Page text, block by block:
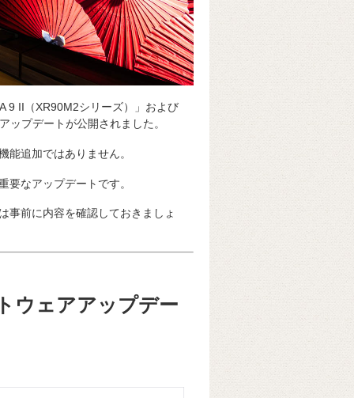
9 II（XR90M2シリーズ）」および
ップデートが公開されました。
能追加ではありません。
要なアップデートです。
事前に内容を確認しておきましょ
ウェアアップデー